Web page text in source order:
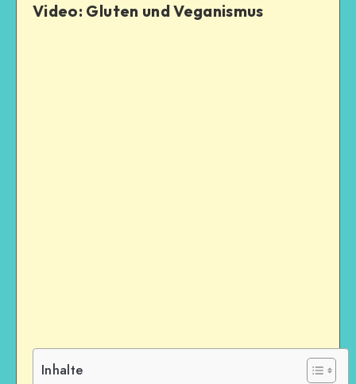
Video: Gluten und Veganismus
Inhalte